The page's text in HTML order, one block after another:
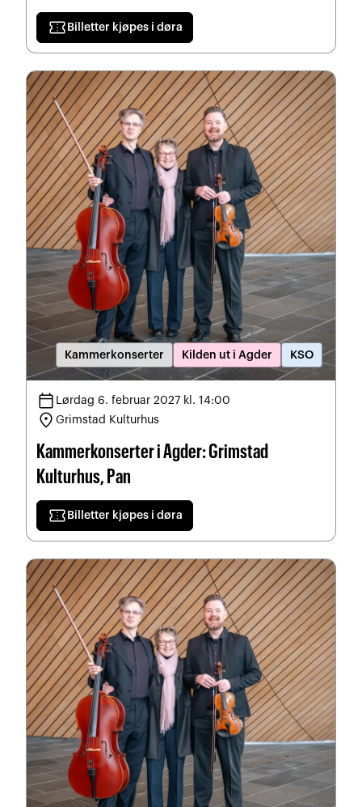
confirmation_number Billetter kjøpes i døra
Kammerkonserter Kilden ut i Agder KSO
calendar_today Lørdag 6. februar 2027 kl. 14:00
location_onGrimstad Kulturhus
Kammerkonserter i Agder: Grimstad
Kulturhus, Pan
confirmation_number Billetter kjøpes i døra